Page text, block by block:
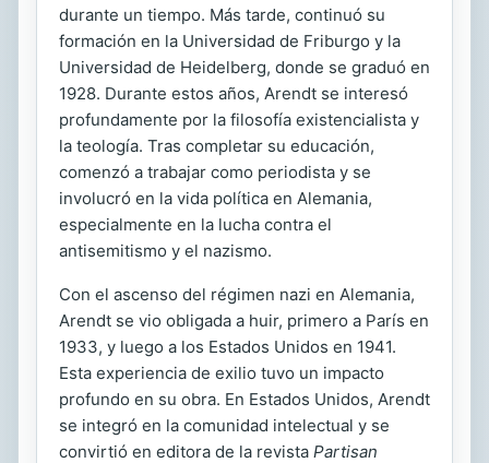
durante un tiempo. Más tarde, continuó su
formación en la Universidad de Friburgo y la
Universidad de Heidelberg, donde se graduó en
1928. Durante estos años, Arendt se interesó
profundamente por la filosofía existencialista y
la teología. Tras completar su educación,
comenzó a trabajar como periodista y se
involucró en la vida política en Alemania,
especialmente en la lucha contra el
antisemitismo y el nazismo.
Con el ascenso del régimen nazi en Alemania,
Arendt se vio obligada a huir, primero a París en
1933, y luego a los Estados Unidos en 1941.
Esta experiencia de exilio tuvo un impacto
profundo en su obra. En Estados Unidos, Arendt
se integró en la comunidad intelectual y se
convirtió en editora de la revista Partisan